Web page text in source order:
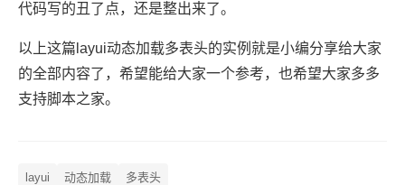
代码写的丑了点，还是整出来了。
以上这篇layui动态加载多表头的实例就是小编分享给大家
的全部内容了，希望能给大家一个参考，也希望大家多多
支持脚本之家。
layui 动态加载 多表头